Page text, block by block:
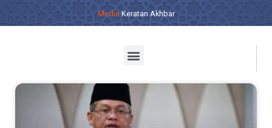
Media Keratan Akhbar